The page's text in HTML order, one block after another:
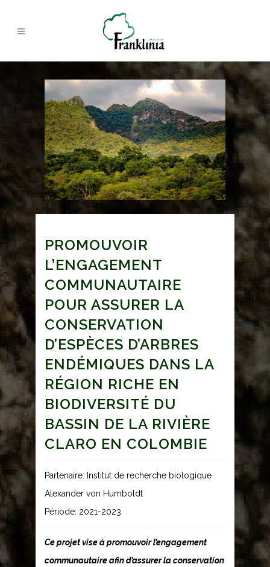
PROMOUVOIR
L’ENGAGEMENT
COMMUNAUTAIRE
POUR ASSURER LA
CONSERVATION
D’ESPÈCES D’ARBRES
ENDÉMIQUES DANS LA
RÉGION RICHE EN
BIODIVERSITÉ DU
BASSIN DE LA RIVIÈRE
CLARO EN COLOMBIE
Partenaire: Institut de recherche biologique
Alexander von Humboldt
Période: 2021-2023
Ce projet vise à promouvoir l’engagement
communautaire afin d’assurer la conservation